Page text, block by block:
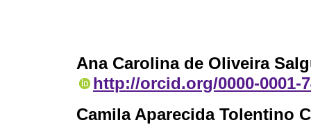
Ana Carolina de Oliveira
http://orcid.org/0000-0001-
Camila Aparecida Tolentino